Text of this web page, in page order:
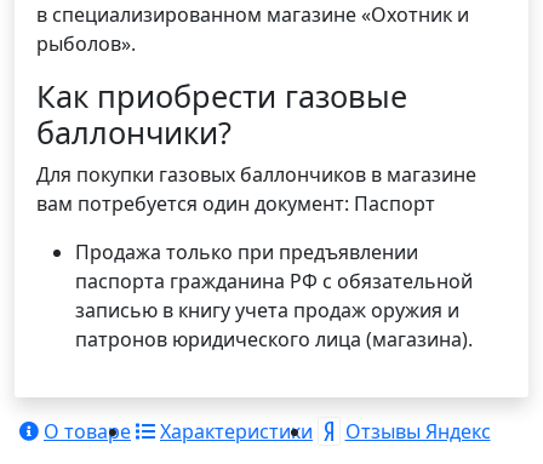
в специализированном магазине «Охотник и
рыболов».
Как приобрести газовые
баллончики?
Для покупки газовых баллончиков в магазине
вам потребуется один документ: Паспорт
Продажа только при предъявлении
паспорта гражданина РФ с обязательной
записью в книгу учета продаж оружия и
патронов юридического лица (магазина).
О товаре Характеристики Отзывы Яндекс